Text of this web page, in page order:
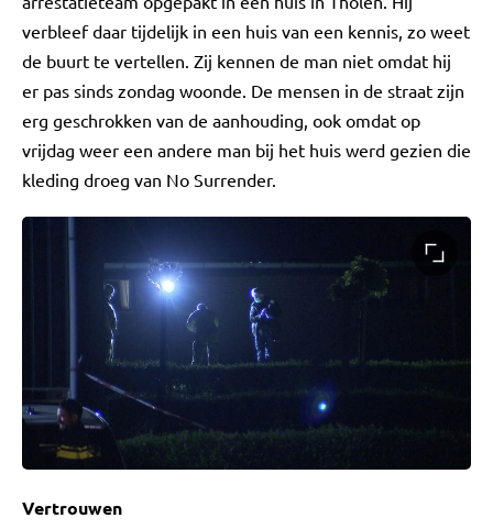
verbleef daar tijdelijk in een huis van een kennis, zo weet
de buurt te vertellen. Zij kennen de man niet omdat hij
er pas sinds zondag woonde. De mensen in de straat zijn
erg geschrokken van de aanhouding, ook omdat op
vrijdag weer een andere man bij het huis werd gezien die
kleding droeg van No Surrender.
Vertrouwen